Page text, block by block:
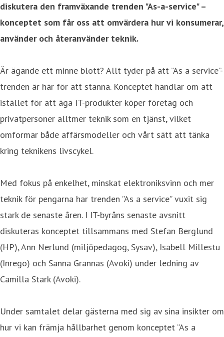
diskutera den framväxande trenden "As-a-service" –
konceptet som får oss att omvärdera hur vi konsumerar,
använder och återanvänder teknik.
Är ägande ett minne blott? Allt tyder på att ”As a service”-
trenden är här för att stanna. Konceptet handlar om att
istället för att äga IT-produkter köper företag och
privatpersoner alltmer teknik som en tjänst, vilket
omformar både affärsmodeller och vårt sätt att tänka
kring teknikens livscykel.
Med fokus på enkelhet, minskat elektroniksvinn och mer
teknik för pengarna har trenden ”As a service” vuxit sig
stark de senaste åren. I IT-byråns senaste avsnitt
diskuteras konceptet tillsammans med Stefan Berglund
(HP), Ann Nerlund (miljöpedagog, Sysav), Isabell Millestu
(Inrego) och Sanna Grannas (Avoki) under ledning av
Camilla Stark (Avoki).
Under samtalet delar gästerna med sig av sina insikter om
hur vi kan främja hållbarhet genom konceptet ”As a